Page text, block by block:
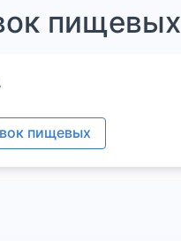
пищевых
пищевых